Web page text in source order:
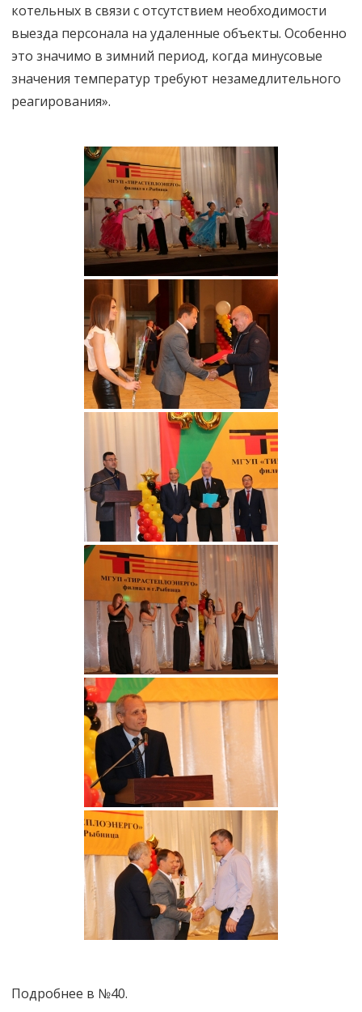
котельных в связи с отсутствием необходимости
выезда персонала на удаленные объекты. Особенно
это значимо в зимний период, когда минусовые
значения температур требуют незамедлительного
реагирования».
Подробнее в №40.